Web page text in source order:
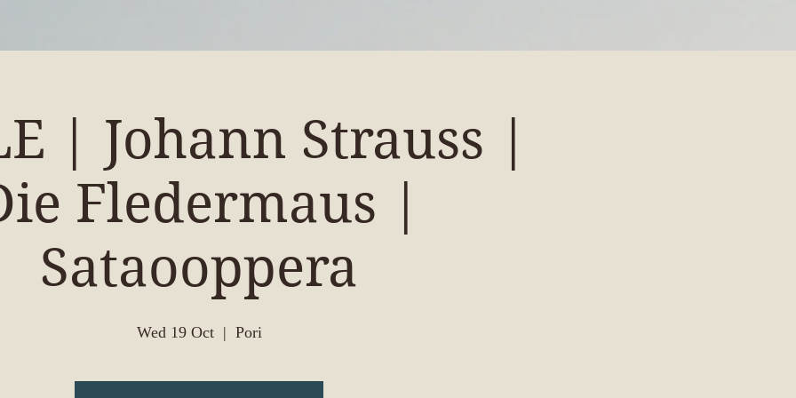
| Johann Strauss |
Fledermaus |
Sataooppera
Wed 19 Oct
  |
Pori